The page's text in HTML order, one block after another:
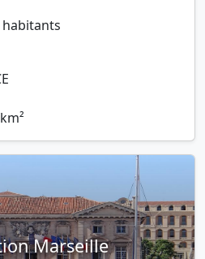
habitants
Marseille